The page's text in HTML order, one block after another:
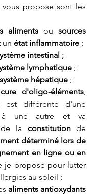
propose sont les
aliments ou sources
un état inflammatoire ;
intestinal ;
lymphatique ;
hépatique ;
cure d'oligo-éléments,
est différente d'une
à une autre et va
la constitution de
déterminé lors de
en ligne ou en
je propose pour lutter
au soleil ;
aliments antioxydants